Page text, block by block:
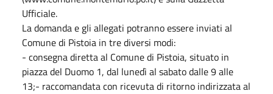
Ufficiale.
La domanda e gli allegati potranno essere inviati al
Comune di Pistoia in tre diversi modi:
- consegna diretta al Comune di Pistoia, situato in
piazza del Duomo 1, dal lunedì al sabato dalle 9 alle
13;- raccomandata con ricevuta di ritorno indirizzata al